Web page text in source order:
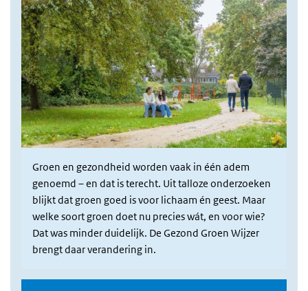
Groen en gezondheid worden vaak in één adem
genoemd – en dat is terecht. Uit talloze onderzoeken
blijkt dat groen goed is voor lichaam én geest. Maar
welke soort groen doet nu precies wát, en voor wie?
Dat was minder duidelijk. De Gezond Groen Wijzer
brengt daar verandering in.